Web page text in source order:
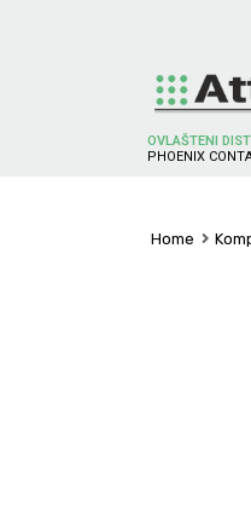
OVLAŠTENI
P H O EN X CO NT
Home